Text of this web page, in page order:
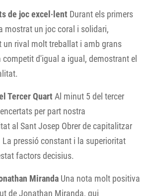
de joc excel·lent Durant els primers
mostrat un joc coral i solidari,
un rival molt treballat i amb grans
d'igual a igual, demostrant el
Tercer Quart Al minut 5 del tercer
per part nostra
al Sant Josep Obrer de capitalitzar
pressió constant i la superioritat
factors decisius.
Miranda Una nota molt positiva
de Jonathan Miranda, qui